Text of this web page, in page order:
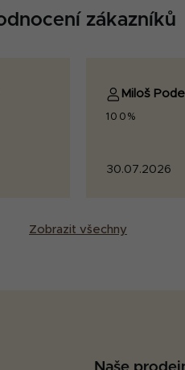
zákazníků
Miloš
100%
30.07.2026
Zobrazit všechny